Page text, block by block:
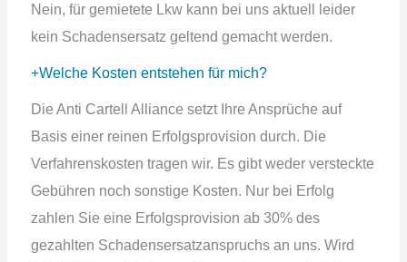
Nein, für gemietete Lkw kann bei uns aktuell leider
kein Schadensersatz geltend gemacht werden.
Welche Kosten entstehen für mich?
Die Anti Cartell Alliance setzt Ihre Ansprüche auf
Basis einer reinen Erfolgsprovision durch. Die
Verfahrenskosten tragen wir. Es gibt weder versteckte
Gebühren noch sonstige Kosten. Nur bei Erfolg
zahlen Sie eine Erfolgsprovision ab 30% des
gezahlten Schadensersatzanspruchs an uns. Wird